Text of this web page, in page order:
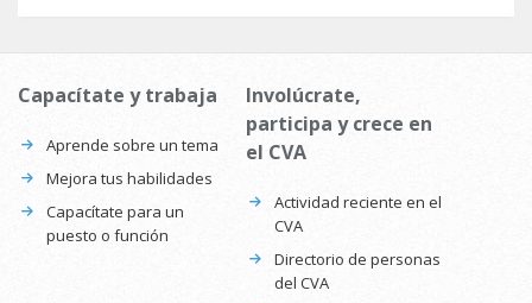
Capacítate y trabaja
Aprende sobre un tema
Mejora tus habilidades
Capacítate para un
puesto o función
Involúcrate,
participa y crece en
el CVA
Actividad reciente en el
CVA
Directorio de personas
del CVA